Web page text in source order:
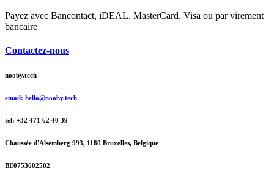
Payez avec Bancontact, iDEAL, MasterCard, Visa ou par virement
bancaire
Contactez-nous
nooby.tech
email: hello@nooby.tech
tel: +32 471 62 40 39
Chaussée d'Alsemberg 993, 1180 Bruxelles, Belgique
BE0753602502